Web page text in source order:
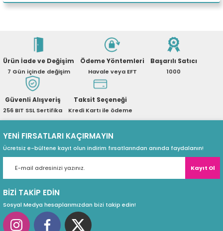
Yorum Yaz
Soru Sor
Ürün İade ve Değişim
7 Gün içinde değişim
Ödeme Yöntemleri
Havale veya EFT
Başarılı Satıcı
1000
Güvenli Alışveriş
256 BIT SSL Sertifika
Taksit Seçeneği
Kredi Kartı ile ödeme
YENİ FIRSATLARI KAÇIRMAYIN
Ücretsiz e-bültene kayıt olun indirim fırsatlarından anında faydalanın!
Kayıt Ol
BİZİ TAKİP EDİN
Sosyal Medya hesaplarımızdan bizi takip edin!